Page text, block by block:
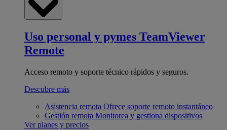
Uso personal y pymes TeamViewer
Remote
Acceso remoto y soporte técnico rápidos y seguros.
Descubre más
Asistencia remota Ofrece soporte remoto instantáneo
Gestión remota Monitorea y gestiona dispositivos
Ver planes y precios